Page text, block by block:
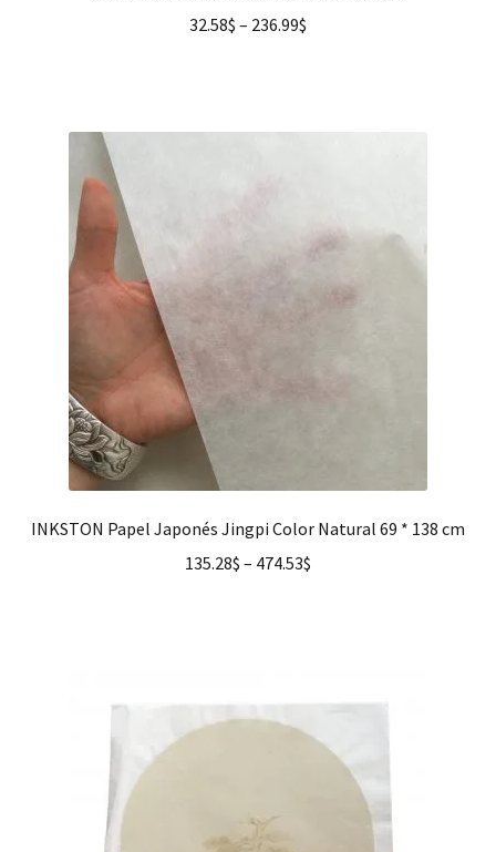
32.58$ – 236.99$
INKSTON Papel Japonés Jingpi Color Natural 69 * 138 cm
135.28$ – 474.53$